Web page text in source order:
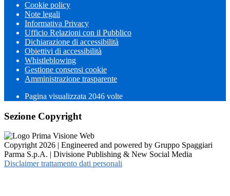
Cookie policy
Note legali
Informativa Privacy
Ufficio Relazioni con il Pubblico
Dichiarazione di accessibilità
Obiettivi di accessibilità
Whistleblowing
Gestione consensi cookie
Amministrazione trasparente
Pagina visualizzata 2046 volte
Sezione Copyright
Copyright 2026 | Engineered and powered by Gruppo Spaggiari
Parma S.p.A. | Divisione Publishing & New Social Media
Disclaimer trattamento dati personali